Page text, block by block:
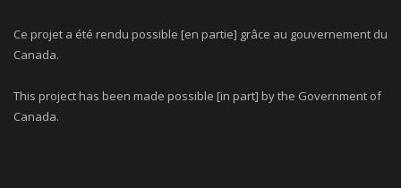
Ce projet a été rendu possible [en partie] grâce au gouvernement du
Canada.
This project has been made possible [in part] by the Government of
Canada.